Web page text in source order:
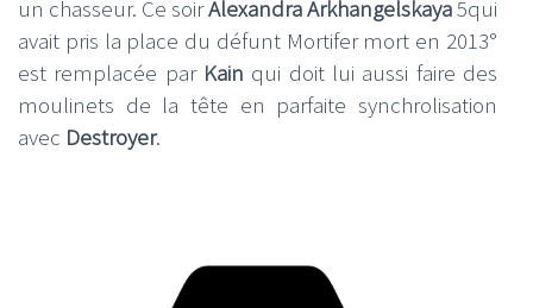
un chasseur. Ce soirAlexandra Arkhangelskaya5qui
avait pris la place du défunt Mortifer mort en 2013°
est remplacée par Kain qui doit lui aussi faire des
moulinets de la tête en parfaite synchrolisation
avec Destroyer.